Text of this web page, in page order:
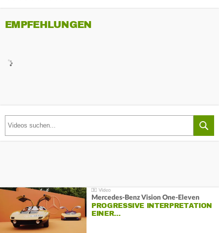
EMPFEHLUNGEN
Mercedes-Benz Vision One-Eleven
PROGRESSIVE INTERPRETATION
EINER…